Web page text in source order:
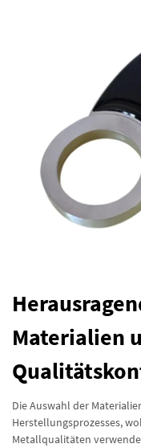
Materialien
Die Auswahl der
Herstellungsprozesses,
Metallqualitäten